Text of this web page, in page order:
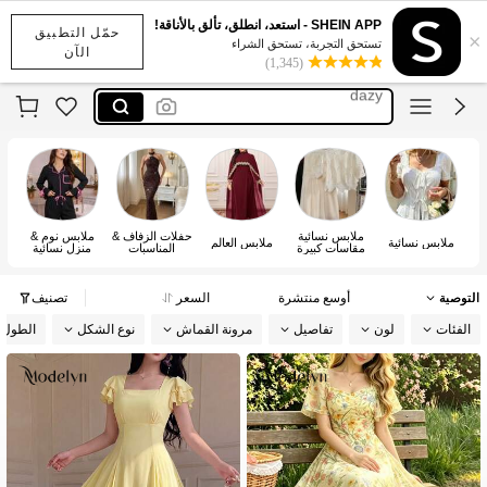
حمّل التطبيق
الآن
×
SHEIN APP - استعد، انطلق، تألق بالأناقة!
تستحق التجربة، تستحق الشراء
(1,345)
maija
motf
dazy
anewsta
maija
motf
ملابس نسائية
ملابس نسائية
مقاسات كبيرة
ملابس العالم
حفلات الزفاف &
المناسبات
ملابس نوم &
منزل نسائية
التوصية أوسع منتشرة السعر تصنيف
الفئات لون تفاصيل مرونة القماش نوع الشكل الطول